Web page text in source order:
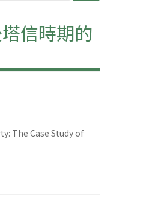
信時期的
The Case Study of